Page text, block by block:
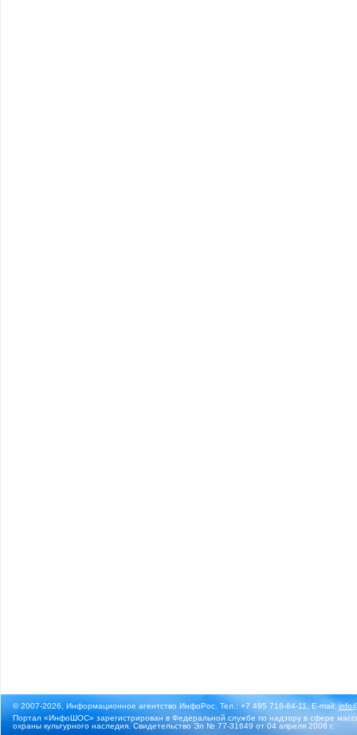
© 2007-2026, Информационное агентство ИнфоРос. Тел.: +7 495 718-84-11, E-mail:
Портал «ИнфоШОС» зарегистрирован в Федеральной службе по надзору в сфере
охраны культурного наследия. Свидетельство Эл № 77-31649 от 04 апреля 2008 г.